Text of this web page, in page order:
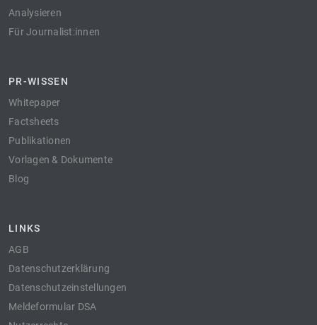
Analysieren
Für Journalist:innen
PR-WISSEN
Whitepaper
Factsheets
Publikationen
Vorlagen & Dokumente
Blog
LINKS
AGB
Datenschutzerklärung
Datenschutzeinstellungen
Meldeformular DSA